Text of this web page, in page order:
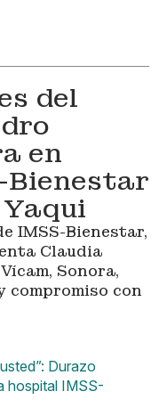
del
en
Bienestar
IMSS-Bienestar,
Claudia
Sonora,
compromiso con
Durazo
hospital IMSS-